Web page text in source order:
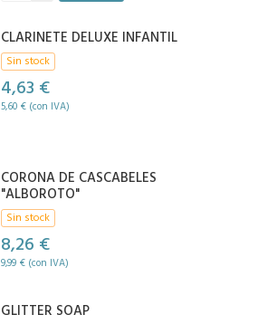
CLARINETE DELUXE INFANTIL
Sin stock
4,63 €
5,60 € (con IVA)
CORONA DE CASCABELES
"ALBOROTO"
Sin stock
8,26 €
9,99 € (con IVA)
GLITTER SOAP